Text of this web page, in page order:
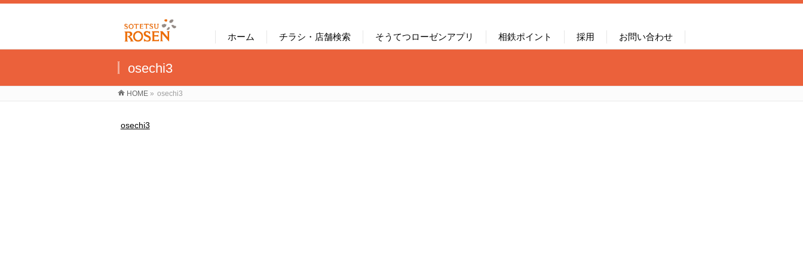
ホーム チラシ・店舗検索 そうてつローゼンアプリ 相鉄ポイント 採用 お問い合わせ
osechi3
HOME » osechi3
osechi3